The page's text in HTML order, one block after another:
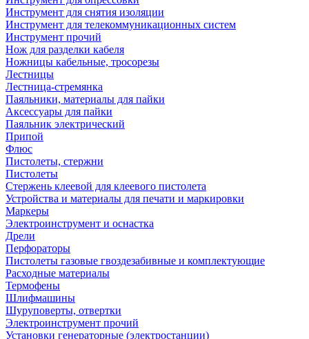
Инструмент для снятия изоляции
Инструмент для телекоммуникационных систем
Инструмент прочий
Нож для разделки кабеля
Ножницы кабельные, тросорезы
Лестницы
Лестница-стремянка
Паяльники, материалы для пайки
Аксессуары для пайки
Паяльник электрический
Припой
Флюс
Пистолеты, стержни
Пистолеты
Стержень клеевой для клеевого пистолета
Устройства и материалы для печати и маркировки
Маркеры
Электроинструмент и оснастка
Дрели
Перфораторы
Пистолеты газовые гвоздезабивные и комплектующие
Расходные материалы
Термофены
Шлифмашины
Шуруповерты, отвертки
Электроинструмент прочий
Установки генераторные (электростанции)